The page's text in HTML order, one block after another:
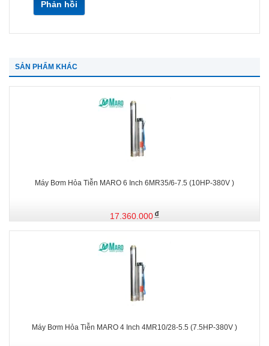
Phản hồi
SẢN PHẨM KHÁC
Máy Bơm Hỏa Tiễn MARO 6 Inch 6MR35/6-7.5 (10HP-380V )
17.360.000
Máy Bơm Hỏa Tiễn MARO 4 Inch 4MR10/28-5.5 (7.5HP-380V )